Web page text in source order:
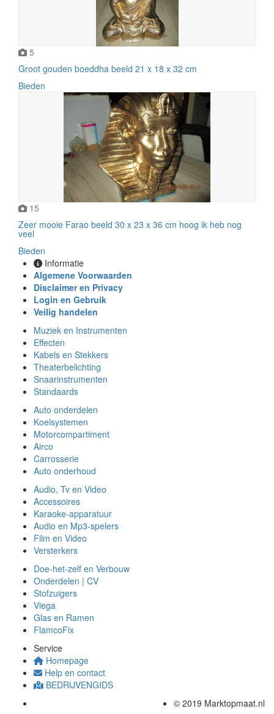
5
Groot gouden boeddha beeld 21 x 18 x 32 cm
Bieden
15
Zeer mooie Farao beeld 30 x 23 x 36 cm hoog ik heb nog
veel
Bieden
Informatie
Algemene Voorwaarden
Disclaimer en Privacy
Login en Gebruik
Veilig handelen
Muziek en Instrumenten
Effecten
Kabels en Stekkers
Theaterbelichting
Snaarinstrumenten
Standaards
Auto onderdelen
Koelsystemen
Motorcompartiment
Airco
Carrosserie
Auto onderhoud
Audio, Tv en Video
Accessoires
Karaoke-apparatuur
Audio en Mp3-spelers
Film en Video
Versterkers
Doe-het-zelf en Verbouw
Onderdelen | CV
Stofzuigers
Viega
Glas en Ramen
FlamcoFix
Service
Homepage
Help en contact
BEDRIJVENGIDS
© 2019 Marktopmaat.nl